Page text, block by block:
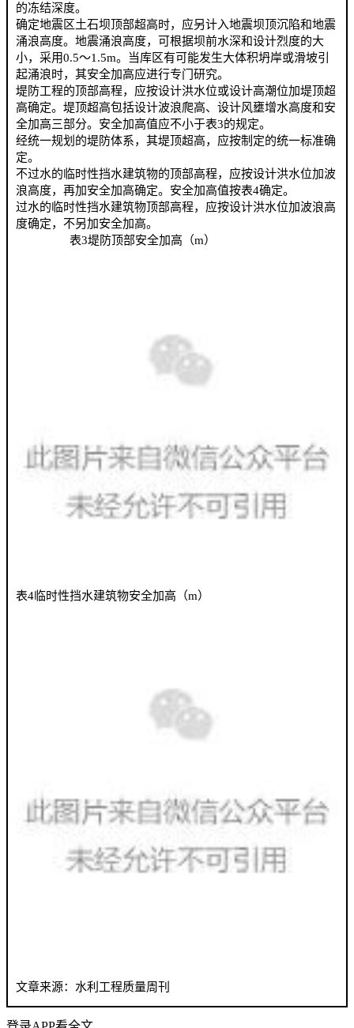
的冻结深度。
确定地震区土石坝顶部超高时，应另计入地震坝顶沉陷和地震
涌浪高度。地震涌浪高度，可根据坝前水深和设计烈度的大
小，采用0.5～1.5m。当库区有可能发生大体积坍岸或滑坡引
起涌浪时，其安全加高应进行专门研究。
堤防工程的顶部高程，应按设计洪水位或设计高潮位加堤顶超
高确定。堤顶超高包括设计波浪爬高、设计风壅增水高度和安
全加高三部分。安全加高值应不小于表3的规定。
经统一规划的堤防体系，其堤顶超高，应按制定的统一标准确
定。
不过水的临时性挡水建筑物的顶部高程，应按设计洪水位加波
浪高度，再加安全加高确定。安全加高值按表4确定。
过水的临时性挡水建筑物顶部高程，应按设计洪水位加波浪高
度确定，不另加安全加高。
表3堤防顶部安全加高（m）
表4临时性挡水建筑物安全加高（m）
文章来源：水利工程质量周刊